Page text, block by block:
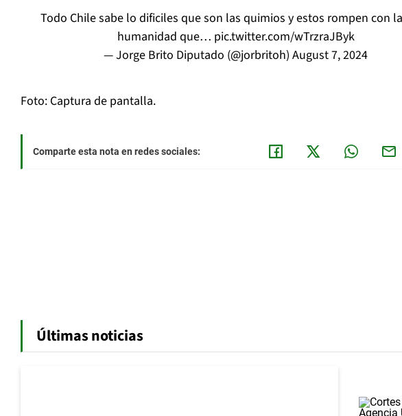
Todo Chile sabe lo dificiles que son las quimios y estos rompen con
humanidad que… pic.twitter.com/wTrzraJByk
— Jorge Brito Diputado (@jorbritoh) August 7, 2024
Foto: Captura de pantalla.
Comparte esta nota en redes sociales:
Últimas noticias